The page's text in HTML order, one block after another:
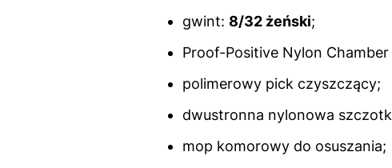
gwint: 8/32 żeński;
Proof-Positive Nylon
polimerowy pick czyszczący;
dwustronna nylonowa
mop komorowy do osuszania;